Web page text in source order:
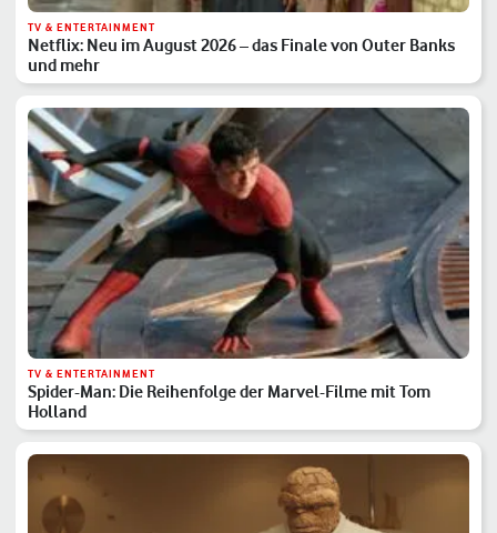
TV & ENTERTAINMENT
Netflix: Neu im August 2026 – das Finale von Outer Banks
und mehr
TV & ENTERTAINMENT
Spider-Man: Die Reihenfolge der Marvel-Filme mit Tom
Holland